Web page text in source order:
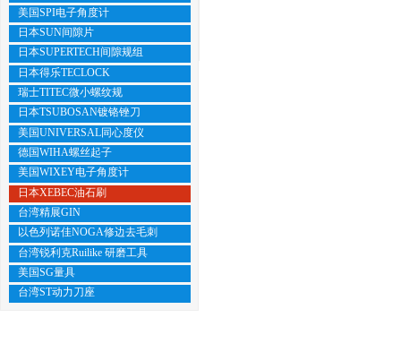
美国SPI电子角度计
日本SUN间隙片
日本SUPERTECH间隙规组
日本得乐TECLOCK
瑞士TITEC微小螺纹规
日本TSUBOSAN镀铬锉刀
美国UNIVERSAL同心度仪
德国WIHA螺丝起子
美国WIXEY电子角度计
日本XEBEC油石刷
台湾精展GIN
以色列诺佳NOGA修边去毛刺
台湾锐利克Ruilike 研磨工具
美国SG量具
台湾ST动力刀座